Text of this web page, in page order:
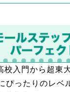
校入門から超東
ぴったりのレベ